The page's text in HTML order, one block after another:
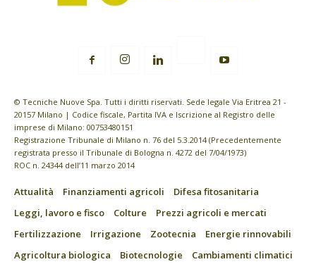
© Tecniche Nuove Spa. Tutti i diritti riservati. Sede legale Via Eritrea 21 -
20157 Milano | Codice fiscale, Partita IVA e Iscrizione al Registro delle
imprese di Milano: 00753480151
Registrazione Tribunale di Milano n. 76 del 5.3.2014 (Precedentemente
registrata presso il Tribunale di Bologna n. 4272 del 7/04/1973)
ROC n. 24344 dell’11 marzo 2014
Attualità Finanziamenti agricoli
Difesa fitosanitaria
Leggi, lavoro e fisco
Colture
Prezzi agricoli e mercati
Fertilizzazione
Irrigazione Zootecnia
Energie rinnovabili
Agricoltura biologica
Biotecnologie
Cambiamenti climatici